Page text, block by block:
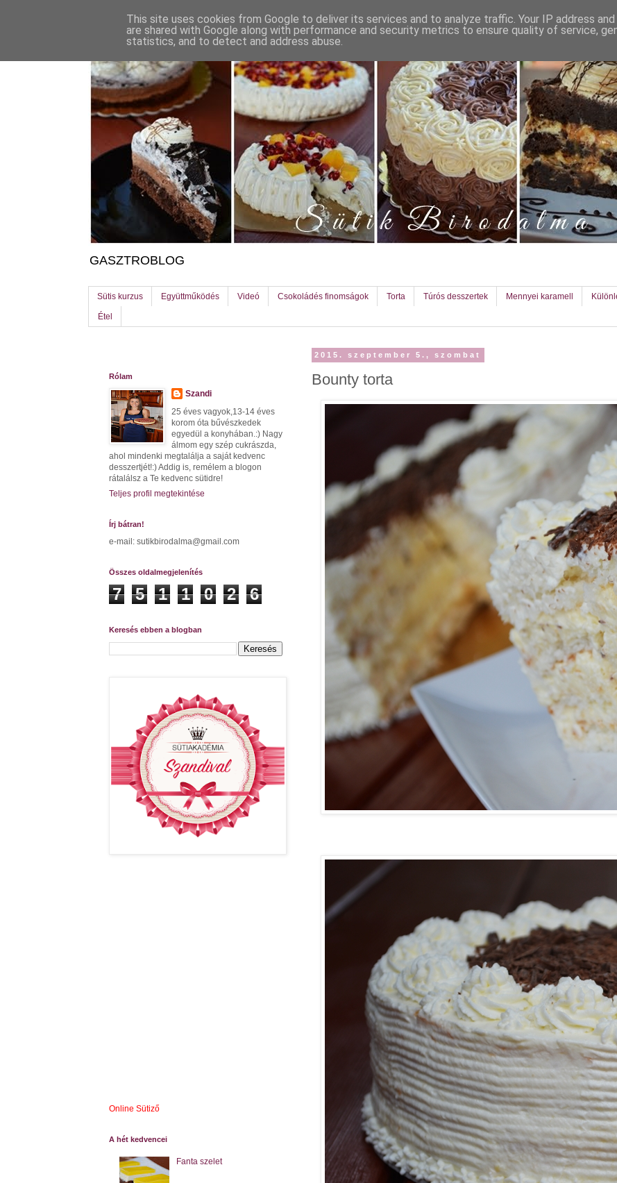
GASZTROBLOG
Sütis kurzus Együttműködés Videó Csokoládés finomságok Torta Túrós desszertek Mennyei karamell
Étel
2015. szeptember 5., szombat
Bounty torta
Powered by Helplogger
Rólam
Szandi
25 éves vagyok,13-14 éves
korom óta bűvészkedek
egyedül a konyhában.:) Nagy
álmom egy szép cukrászda,
ahol mindenki megtalálja a saját kedvenc
desszertjét!:) Addig is, remélem a blogon
rátalálsz a Te kedvenc sütidre!
Teljes profil megtekintése
Írj bátran!
e-mail: sutikbirodalma@gmail.com
Összes oldalmegjelenítés
7 5 1 1 0 2 6
Keresés ebben a blogban
Online Sütiző
A hét kedvencei
Fanta szelet
This site uses cookies from Google to deliver its services and to analyze traffic. Your IP address
are shared with Google along with performance and security metrics to ensure quality of service,
statistics, and to detect and address abuse.